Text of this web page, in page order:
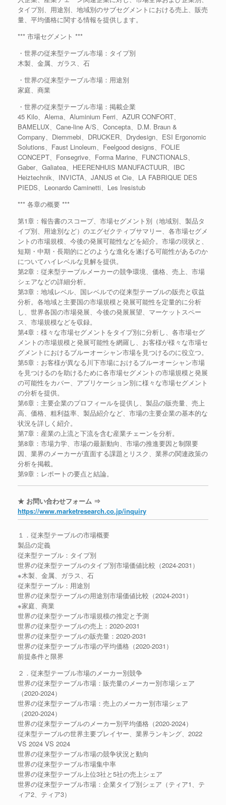
タイプ別、用途別、地域別のサブセグメントにおける売上、販売
量、平均価格に関する情報を提供します。
*** 市場セグメント ***
・世界の従来型テーブル市場：タイプ別
木製、金属、ガラス、石
・世界の従来型テーブル市場：用途別
家庭、商業
・世界の従来型テーブル市場：掲載企業
45 Kilo、Alema、Aluminium Ferri、AZUR CONFORT、
BAMELUX、Cane-line A/S、Concepta、D.M. Braun &
Company、Diemmebi、DRUCKER、Drydesign、ESI Ergonomic
Solutions、Faust Linoleum、Feelgood designs、FOLIE
CONCEPT、Fonsegrive、Forma Marine、FUNCTIONALS、
Gaber、Galiatea、HEERENHUIS MANUFACTUUR、IBC
Heiztechnik、INVICTA、JANUS et Cie、LA FABRIQUE DES
PIEDS、Leonardo Caminetti、Les Iresistub
*** 各章の概要 ***
第1章：報告書のスコープ、市場セグメント別（地域別、製品タ
イプ別、用途別など）のエグゼクティブサマリー、各市場セグメ
ントの市場規模、今後の発展可能性などを紹介。市場の現状と、
短期・中期・長期的にどのような進化を遂げる可能性があるのか
についてハイレベルな見解を提供。
第2章：従来型テーブルメーカーの競争環境、価格、売上、市場
シェアなどの詳細分析。
第3章：地域レベル、国レベルでの従来型テーブルの販売と収益
分析。各地域と主要国の市場規模と発展可能性を定量的に分析
し、世界各国の市場発展、今後の発展展望、マーケットスペー
ス、市場規模などを収録。
第4章：様々な市場セグメントをタイプ別に分析し、各市場セグ
メントの市場規模と発展可能性を網羅し、お客様が様々な市場セ
グメントにおけるブルーオーシャン市場を見つけるのに役立つ。
第5章：お客様が異なる川下市場におけるブルーオーシャン市場
を見つけるのを助けるために各市場セグメントの市場規模と発展
の可能性をカバー、アプリケーション別に様々な市場セグメント
の分析を提供。
第6章：主要企業のプロフィールを提供し、製品の販売量、売上
高、価格、粗利益率、製品紹介など、市場の主要企業の基本的な
状況を詳しく紹介。
第7章：産業の上流と下流を含む産業チェーンを分析。
第8章：市場力学、市場の最新動向、市場の推進要因と制限要
因、業界のメーカーが直面する課題とリスク、業界の関連政策の
分析を掲載。
第9章：レポートの要点と結論。
★ お問い合わせフォーム ⇒
https://www.marketresearch.co.jp/inquiry
１．従来型テーブルの市場概要
製品の定義
従来型テーブル：タイプ別
世界の従来型テーブルのタイプ別市場価値比較（2024-2031）
※木製、金属、ガラス、石
従来型テーブル：用途別
世界の従来型テーブルの用途別市場価値比較（2024-2031）
※家庭、商業
世界の従来型テーブル市場規模の推定と予測
世界の従来型テーブルの売上：2020-2031
世界の従来型テーブルの販売量：2020-2031
世界の従来型テーブル市場の平均価格（2020-2031）
前提条件と限界
２．従来型テーブル市場のメーカー別競争
世界の従来型テーブル市場：販売量のメーカー別市場シェア
（2020-2024）
世界の従来型テーブル市場：売上のメーカー別市場シェア
（2020-2024）
世界の従来型テーブルのメーカー別平均価格（2020-2024）
従来型テーブルの世界主要プレイヤー、業界ランキング、2022
VS 2024 VS 2024
世界の従来型テーブル市場の競争状況と動向
世界の従来型テーブル市場集中率
世界の従来型テーブル上位3社と5社の売上シェア
世界の従来型テーブル市場：企業タイプ別シェア（ティア1、テ
ィア2、ティア3）